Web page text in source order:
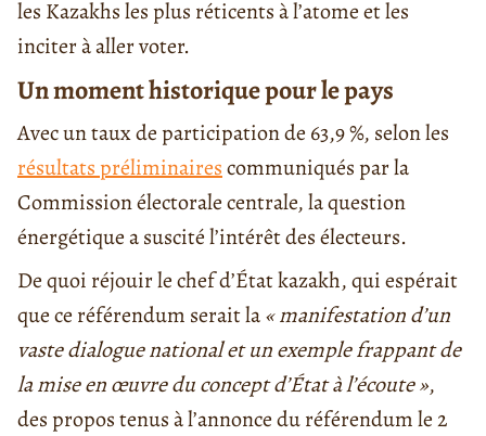
les Kazakhs les plus réticents à l’atome et les
inciter à aller voter.
Un moment historique pour le pays
Avec un taux de participation de 63,9 %, selon les
résultats préliminairescommuniqués par la
Commission électorale centrale, la question
énergétique a suscité l’intérêt des électeurs.
De quoi réjouir le chef d’État kazakh, qui espérait
que ce référendum serait la« manifestation d’un
vaste dialogue national et un exemple frappant de
la mise en œuvre du concept d’État à l’écoute »,
des propos tenus à l’annonce du référendum le 2